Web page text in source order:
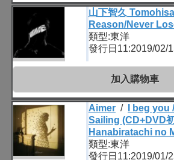
山下智久
Reason/Never
類型:東洋
發行日11:2019/02/
加入購物車
Aimer /
I beg you
Sailing (CD+DVD
Hanabiratachi no
類型:東洋
發行日11:2019/01/